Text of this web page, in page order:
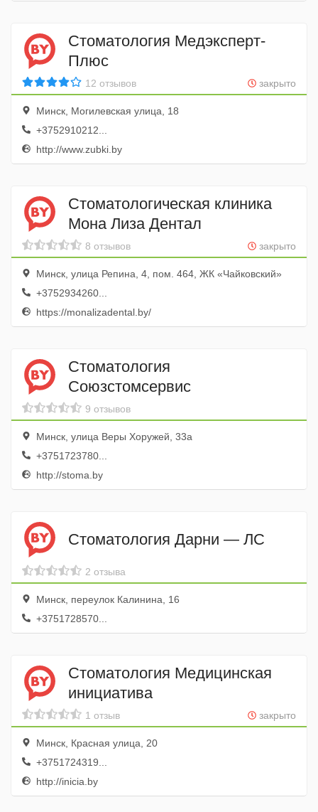
Стоматология Медэксперт-
Плюс
закрыто
12 отзывов
Минск, Могилевская улица, 18
+3752910212...
http://www.zubki.by
Стоматологическая клиника
Мона Лиза Дентал
закрыто
8 отзывов
Минск, улица Репина, 4, пом. 464, ЖК «Чайковский»
+3752934260...
https://monalizadental.by/
Стоматология
Союзстомсервис
9 отзывов
Минск, улица Веры Хоружей, 33а
+3751723780...
http://stoma.by
Стоматология Дарни — ЛС
2 отзыва
Минск, переулок Калинина, 16
+3751728570...
Стоматология Медицинская
инициатива
закрыто
1 отзыв
Минск, Красная улица, 20
+3751724319...
http://inicia.by